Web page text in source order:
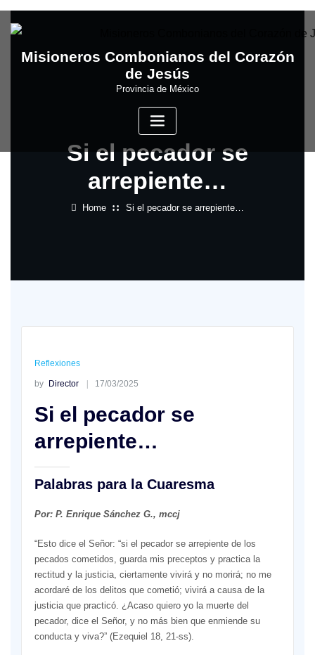
to
Misioneros Combonianos del Corazón
de Jesús
Provincia de México
Si el pecador se
arrepiente…
Home Si el pecador se arrepiente…
Reflexiones
by Director 17/03/2025
Si el pecador se
arrepiente…
Palabras para la Cuaresma
Por: P. Enrique Sánchez G., mccj
“Esto dice el Señor: “si el pecador se arrepiente de los
pecados cometidos, guarda mis preceptos y practica la
rectitud y la justicia, ciertamente vivirá y no morirá; no me
acordaré de los delitos que cometió; vivirá a causa de la
justicia que practicó. ¿Acaso quiero yo la muerte del
pecador, dice el Señor, y no más bien que enmiende su
conducta y viva?” (Ezequiel 18, 21-ss).